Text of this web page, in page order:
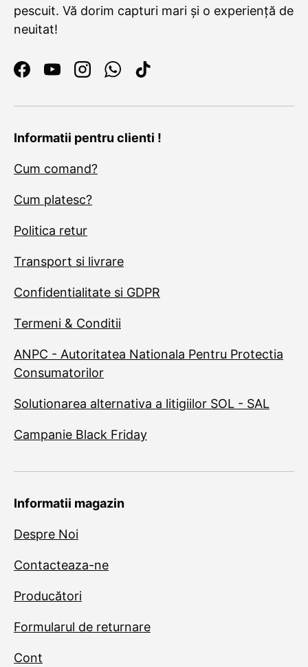
pescuit. Vă dorim capturi mari și o experiență de
neuitat!
Facebook
YouTubeInstagram
WhatsApp
TikTok
Informatii pentru clienti !
Cum comand?
Cum platesc?
Politica retur
Transport si livrare
Confidentialitate si GDPR
Termeni & Conditii
ANPC - Autoritatea Nationala Pentru Protectia
Consumatorilor
Solutionarea alternativa a litigiilor SOL - SAL
Campanie Black Friday
Informatii magazin
Despre Noi
Contacteaza-ne
Producători
Formularul de returnare
Cont